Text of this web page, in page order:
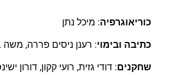
כוריאוגרפיה: מיכל נתן
כתיבה ובימוי: רענן ניסים פררה, משה
שחקנים: דודי גזית, רועי קקון, דורון